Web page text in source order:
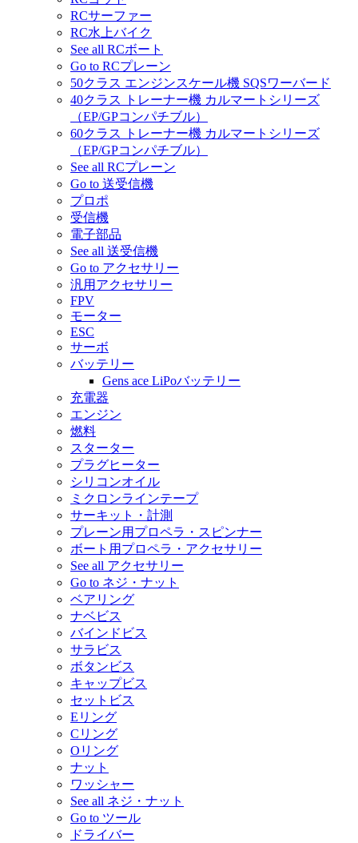
RCサーファー
RC水上バイク
See all RCボート
Go to RCプレーン
50クラス エンジンスケール機 SQSワーバード
40クラス トレーナー機 カルマートシリーズ
（EP/GPコンパチブル）
60クラス トレーナー機 カルマートシリーズ
（EP/GPコンパチブル）
See all RCプレーン
Go to 送受信機
プロポ
受信機
電子部品
See all 送受信機
Go to アクセサリー
汎用アクセサリー
FPV
モーター
ESC
サーボ
バッテリー
Gens ace LiPoバッテリー
充電器
エンジン
燃料
スターター
プラグヒーター
シリコンオイル
ミクロンラインテープ
サーキット・計測
プレーン用プロペラ・スピンナー
ボート用プロペラ・アクセサリー
See all アクセサリー
Go to ネジ・ナット
ベアリング
ナベビス
バインドビス
サラビス
ボタンビス
キャップビス
セットビス
Eリング
Cリング
Oリング
ナット
ワッシャー
See all ネジ・ナット
Go to ツール
ドライバー